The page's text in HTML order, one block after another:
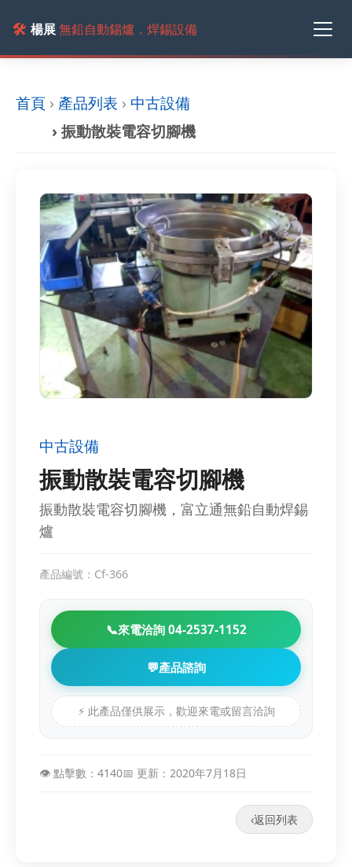
🛠️ 楊展無鉛自動錫爐．焊錫設備
首頁 › 產品列表 › 中古設備
› 振動散裝電容切腳機
中古設備
振動散裝電容切腳機
振動散裝電容切腳機，富立通無鉛自動焊錫
爐
產品編號：Cf-366
📞來電洽詢 04-2537-1152
💬產品諮詢
⚡ 此產品僅供展示，歡迎來電或留言洽詢
👁️ 點擊數：4140📅 更新：2020年7月18日
‹返回列表